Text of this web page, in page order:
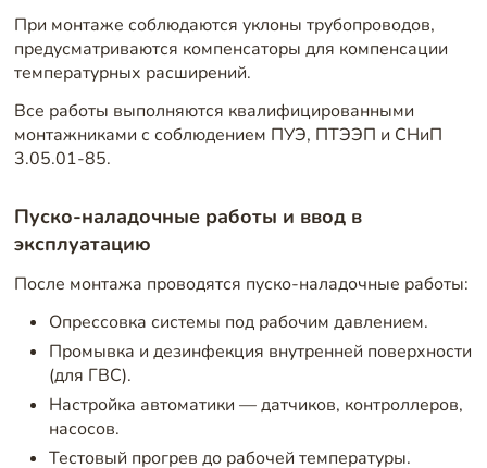
При монтаже соблюдаются уклоны трубопроводов,
предусматриваются компенсаторы для компенсации
температурных расширений.
Все работы выполняются квалифицированными
монтажниками с соблюдением ПУЭ, ПТЭЭП и СНиП
3.05.01-85.
Пуско-наладочные работы и ввод в
эксплуатацию
После монтажа проводятся пуско-наладочные работы:
Опрессовка системы под рабочим давлением.
Промывка и дезинфекция внутренней поверхности
(для ГВС).
Настройка автоматики — датчиков, контроллеров,
насосов.
Тестовый прогрев до рабочей температуры.